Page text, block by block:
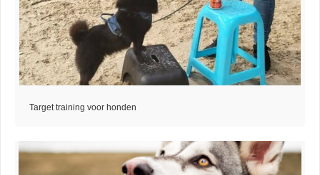
Target training voor honden